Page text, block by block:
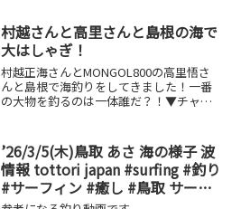
村越さんと高里さんと島根の海で
大はしゃぎ！
村越正海さんとMONGOL800の高里悟さ
んと島根で海釣りをしてきました！一番
の大物を釣るのは一体誰だ？！▼チャン
’26/3/5(木)鳥取 あさ 海の様子 波
情報 tottori japan #surfing #釣り
#サーフィン #癒し #鳥取 サーフ